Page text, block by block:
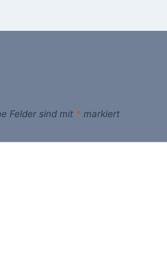
Felder sind mit * markiert